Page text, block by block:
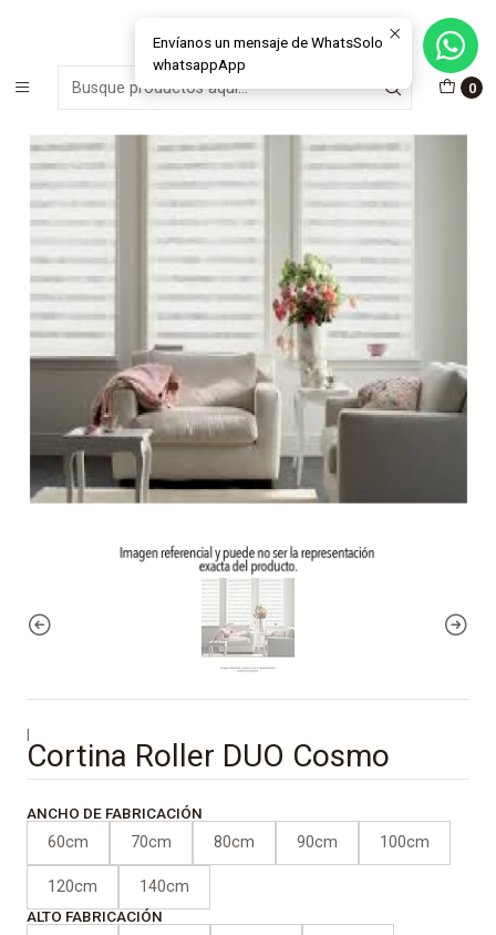
0
MÁS DE 15 AÑOS FABRICANDO E INSTALANDO SOLUCIONES DE
CRISTAL Y VENTANAS
Inicio Cortinas Roller Cortina Roller DUO Cosmo
|
Cortina Roller DUO Cosmo
ANCHO DE FABRICACIÓN
60cm 70cm 80cm 90cm 100cm
120cm 140cm
ALTO FABRICACIÓN
Envíanos un mensaje de WhatsSolo
whatsappApp